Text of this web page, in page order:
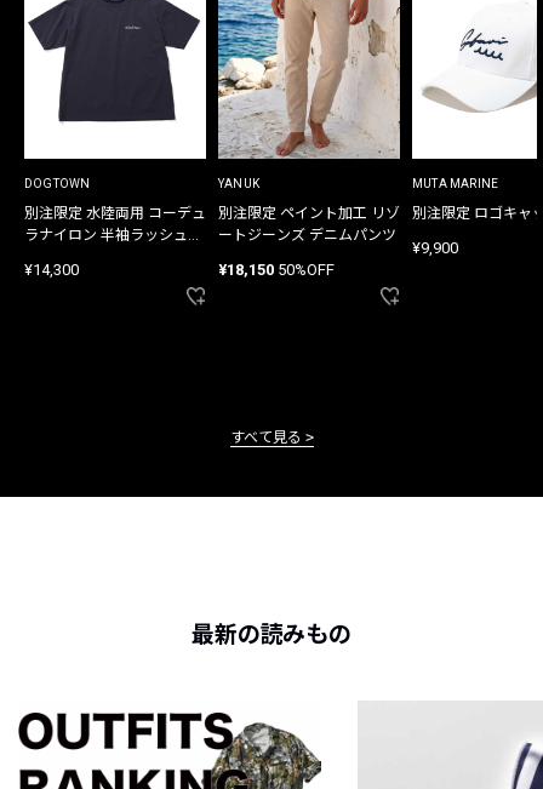
DOGTOWN
別注限定 水陸両用 コーデュ
ラナイロン 半袖ラッシュガ
¥14,300
YANUK
別注限定 ペイント加工 リゾ
ートジーンズ デニムパンツ
¥18,150 50%OFF
MUTA MARINE
別注限定 ロゴキャ
¥9,900
すべて見る
最新の読みもの